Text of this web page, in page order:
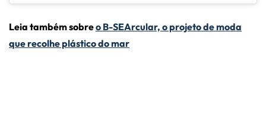
Leia também sobreo B-SEArcular, o projeto de moda
que recolhe plástico do mar